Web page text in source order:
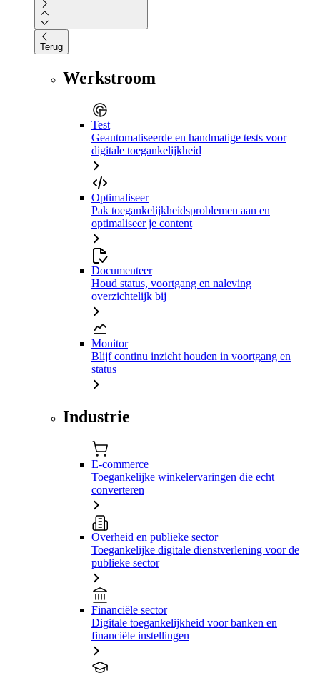
Terug
Werkstroom
Test
Geautomatiseerde en handmatige tests voor
digitale toegankelijkheid
Optimaliseer
Pak toegankelijkheidsproblemen aan en
optimaliseer je content
Documenteer
Houd status, voortgang en naleving
overzichtelijk bij
Monitor
Blijf continu inzicht houden in voortgang en
status
Industrie
E-commerce
Toegankelijke winkelervaringen die echt
converteren
Overheid en publieke sector
Toegankelijke digitale dienstverlening voor de
publieke sector
Financiële sector
Digitale toegankelijkheid voor banken en
financiële instellingen